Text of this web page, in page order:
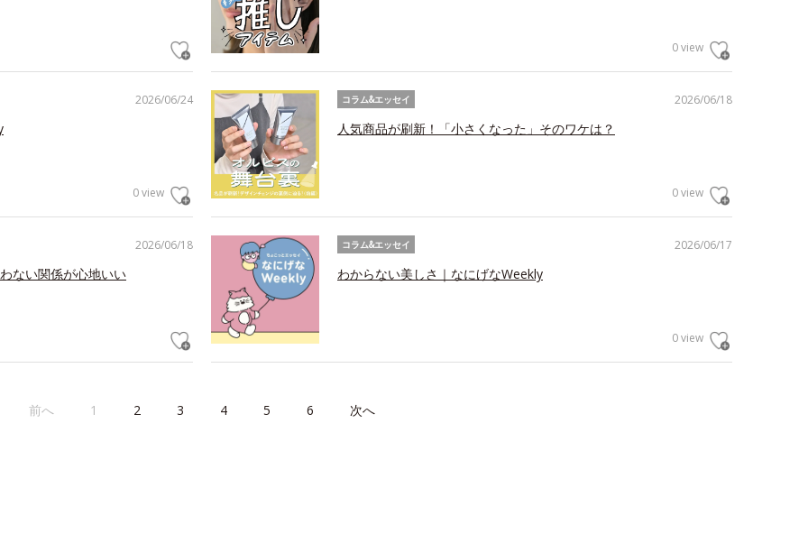
0 view
2026/06/24
0 view
2026/06/18
コラム&エッセイ
人気商品が刷新！「小さくなった」そのワケは？
0 view
2026/06/18
ない関係が心地いい
2026/06/17
コラム&エッセイ
わからない美しさ｜なにげなWeekly
0 view
前へ 1 2 3 4 5 6 次へ